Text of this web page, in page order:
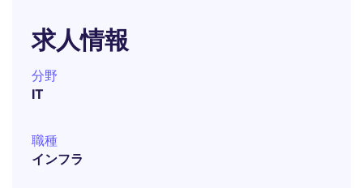
求人情報
分野
IT
職種
インフラ